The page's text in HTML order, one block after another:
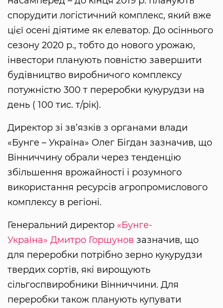
спорудити логістичний комплекс, який вже
цієї осені діятиме як елеватор. До осіннього
сезону 2020 р., тобто до нового урожаю,
інвестори планують повністю завершити
будівництво виробничого комплексу
потужністю 300 т переробки кукурудзи на
день ( 100 тис. т/рік).
Директор зі зв’язків з органами влади
«Бунге – Україна» Олег Бігдан зазначив, що
Вінниччину обрали через тенденцію
збільшення врожайності і розумного
використання ресурсів агропромислового
комплексу в регіоні.
Генеральний директор «Бунге-
Україна» Дмитро Горшунов зазначив, що
для переробки потрібно зерно кукурудзи
твердих сортів, які вирощують
сільгоспвиробники Вінниччини. Для
переробки також планують купувати